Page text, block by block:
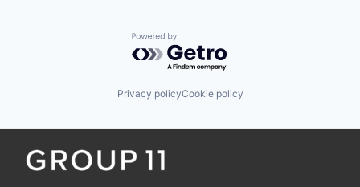
Powered by Getro.com
Privacy policyCookie policy